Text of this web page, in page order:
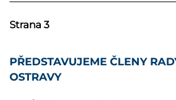
Strana 3
PŘEDSTAVUJEME ČLENY
OSTRAVY